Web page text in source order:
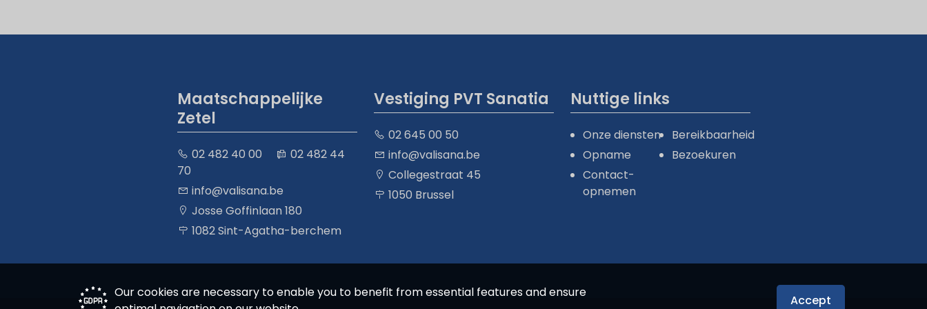
Our cookies are necessary to enable you to benefit from essential features and ensure
Accept
Maatschappelijke
Zetel
02 482 40 00
02 482 44
70
info@valisana.be
Josse Goffinlaan 180
1082 Sint-Agatha-berchem
Vestiging PVT Sanatia
02 645 00 50
info@valisana.be
Collegestraat 45
1050 Brussel
Nuttige links
Onze diensten
Opname
Contact-
opnemen
Bereikbaarheid
Bezoekuren